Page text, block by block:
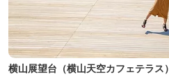
横山展望台（横山天空カフェテラス）